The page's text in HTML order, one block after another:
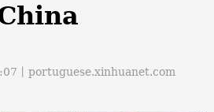
丨portuguese.xinhuanet.com